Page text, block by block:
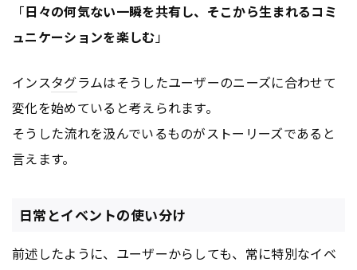
「日々の何気ない一瞬を共有し、そこから生まれるコミ
ュニケーションを楽しむ 」
インスタグラムはそうしたユーザーのニーズに合わせて
変化を始めていると考えられます。
そうした流れを汲んでいるものがストーリーズであると
言えます。
日常とイベントの使い分け
前述したように、ユーザーからしても、常に特別なイベ